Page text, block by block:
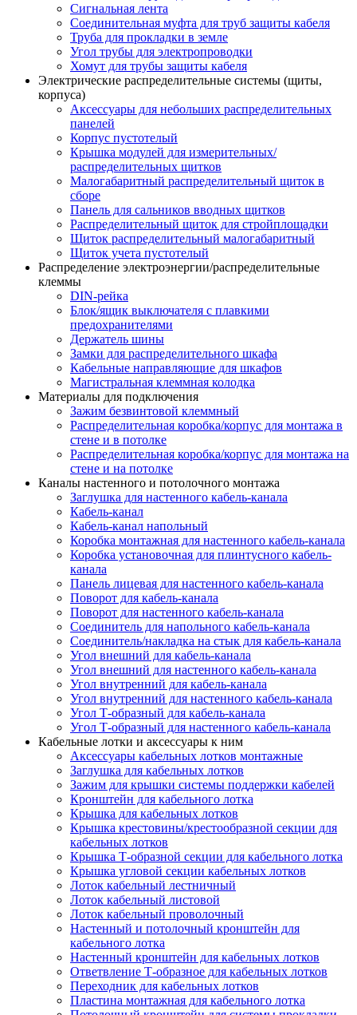
Сигнальная лента
Соединительная муфта для труб защиты кабеля
Труба для прокладки в земле
Угол трубы для электропроводки
Хомут для трубы защиты кабеля
Электрические распределительные системы (щиты,
корпуса)
Аксессуары для небольших распределительных
панелей
Корпус пустотелый
Крышка модулей для измерительных/
распределительных щитков
Малогабаритный распределительный щиток в
сборе
Панель для сальников вводных щитков
Распределительный щиток для стройплощадки
Щиток распределительный малогабаритный
Щиток учета пустотелый
Распределение электроэнергии/распределительные
клеммы
DIN-рейка
Блок/ящик выключателя с плавкими
предохранителями
Держатель шины
Замки для распределительного шкафа
Кабельные направляющие для шкафов
Магистральная клеммная колодка
Материалы для подключения
Зажим безвинтовой клеммный
Распределительная коробка/корпус для монтажа в
стене и в потолке
Распределительная коробка/корпус для монтажа на
стене и на потолке
Каналы настенного и потолочного монтажа
Заглушка для настенного кабель-канала
Кабель-канал
Кабель-канал напольный
Коробка монтажная для настенного кабель-канала
Коробка установочная для плинтусного кабель-
канала
Панель лицевая для настенного кабель-канала
Поворот для кабель-канала
Поворот для настенного кабель-канала
Соединитель для напольного кабель-канала
Соединитель/накладка на стык для кабель-канала
Угол внешний для кабель-канала
Угол внешний для настенного кабель-канала
Угол внутренний для кабель-канала
Угол внутренний для настенного кабель-канала
Угол Т-образный для кабель-канала
Угол Т-образный для настенного кабель-канала
Кабельные лотки и аксессуары к ним
Аксессуары кабельных лотков монтажные
Заглушка для кабельных лотков
Зажим для крышки системы поддержки кабелей
Кронштейн для кабельного лотка
Крышка для кабельных лотков
Крышка крестовины/крестообразной секции для
кабельных лотков
Крышка Т-образной секции для кабельного лотка
Крышка угловой секции кабельных лотков
Лоток кабельный лестничный
Лоток кабельный листовой
Лоток кабельный проволочный
Настенный и потолочный кронштейн для
кабельного лотка
Настенный кронштейн для кабельных лотков
Ответвление Т-образное для кабельных лотков
Переходник для кабельных лотков
Пластина монтажная для кабельного лотка